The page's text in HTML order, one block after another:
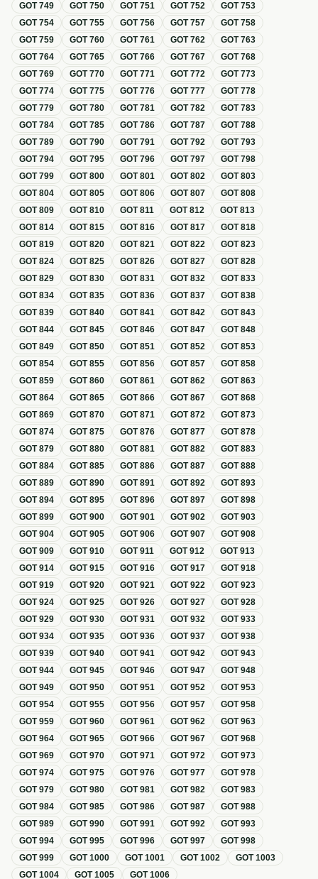
GOT749 GOT750 GOT751 GOT752 GOT753
GOT754 GOT755 GOT756 GOT757 GOT758
GOT759 GOT760 GOT761 GOT762 GOT763
GOT764 GOT765 GOT766 GOT767 GOT768
GOT769 GOT770 GOT771 GOT772 GOT773
GOT774 GOT775 GOT776 GOT777 GOT778
GOT779 GOT780 GOT781 GOT782 GOT783
GOT784 GOT785 GOT786 GOT787 GOT788
GOT789 GOT790 GOT791 GOT792 GOT793
GOT794 GOT795 GOT796 GOT797 GOT798
GOT799 GOT800 GOT801 GOT802 GOT803
GOT804 GOT805 GOT806 GOT807 GOT808
GOT809 GOT810 GOT811 GOT812 GOT813
GOT814 GOT815 GOT816 GOT817 GOT818
GOT819 GOT820 GOT821 GOT822 GOT823
GOT824 GOT825 GOT826 GOT827 GOT828
GOT829 GOT830 GOT831 GOT832 GOT833
GOT834 GOT835 GOT836 GOT837 GOT838
GOT839 GOT840 GOT841 GOT842 GOT843
GOT844 GOT845 GOT846 GOT847 GOT848
GOT849 GOT850 GOT851 GOT852 GOT853
GOT854 GOT855 GOT856 GOT857 GOT858
GOT859 GOT860 GOT861 GOT862 GOT863
GOT864 GOT865 GOT866 GOT867 GOT868
GOT869 GOT870 GOT871 GOT872 GOT873
GOT874 GOT875 GOT876 GOT877 GOT878
GOT879 GOT880 GOT881 GOT882 GOT883
GOT884 GOT885 GOT886 GOT887 GOT888
GOT889 GOT890 GOT891 GOT892 GOT893
GOT894 GOT895 GOT896 GOT897 GOT898
GOT899 GOT900 GOT901 GOT902 GOT903
GOT904 GOT905 GOT906 GOT907 GOT908
GOT909 GOT910 GOT911 GOT912 GOT913
GOT914 GOT915 GOT916 GOT917 GOT918
GOT919 GOT920 GOT921 GOT922 GOT923
GOT924 GOT925 GOT926 GOT927 GOT928
GOT929 GOT930 GOT931 GOT932 GOT933
GOT934 GOT935 GOT936 GOT937 GOT938
GOT939 GOT940 GOT941 GOT942 GOT943
GOT944 GOT945 GOT946 GOT947 GOT948
GOT949 GOT950 GOT951 GOT952 GOT953
GOT954 GOT955 GOT956 GOT957 GOT958
GOT959 GOT960 GOT961 GOT962 GOT963
GOT964 GOT965 GOT966 GOT967 GOT968
GOT969 GOT970 GOT971 GOT972 GOT973
GOT974 GOT975 GOT976 GOT977 GOT978
GOT979 GOT980 GOT981 GOT982 GOT983
GOT984 GOT985 GOT986 GOT987 GOT988
GOT989 GOT990 GOT991 GOT992 GOT993
GOT994 GOT995 GOT996 GOT997 GOT998
GOT999 GOT1000 GOT1001 GOT1002 GOT1003
GOT1004 GOT1005 GOT1006